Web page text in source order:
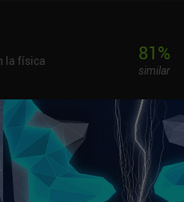
y efectos de sonido, lo que
los puzles
ingenio, los controles táctiles
de nuestros globos. Por suerte,
y repetir los niveles, ya que las
sin retos adicionales ni objetos
unos pocos logros más allá de
niveles. Globs es un
la física
81%
similar